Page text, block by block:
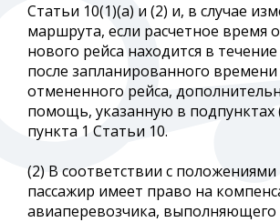
Статьи 10(1)(a) и (2) и, в случае
маршрута, если расчетное время
нового рейса находится в
после запланированного
отмененного рейса,
помощь, указанную в подпунктах
пункта 1 Статьи 10.
(2) В соответствии с положениями
пассажир имеет право на
авиаперевозчика, выполняющего